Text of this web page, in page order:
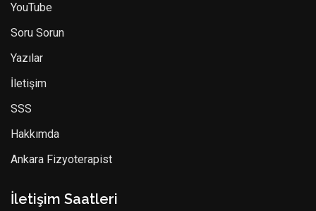
YouTube
Soru Sorun
Yazılar
İletişim
SSS
Hakkımda
Ankara Fizyoterapist
İletişim Saatleri